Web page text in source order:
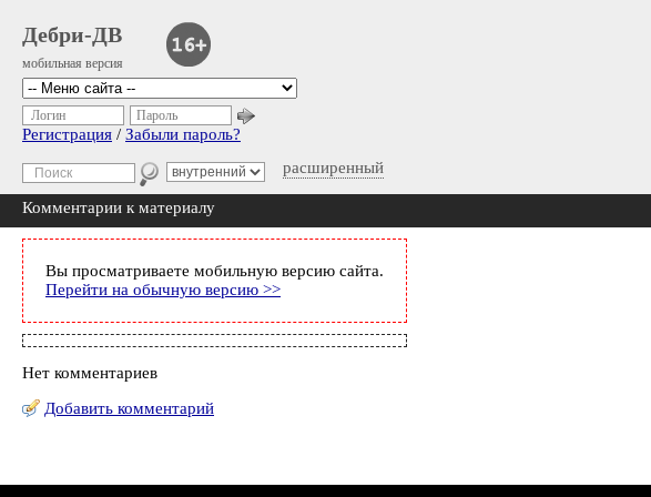
Дебри-ДВ
мобильная версия
расширенный
Логин Пароль
Регистрация / Забыли пароль?
Комментарии к материалу
Вы просматриваете мобильную версию сайта.
Перейти на обычную версию >>
Нет комментариев
Добавить комментарий